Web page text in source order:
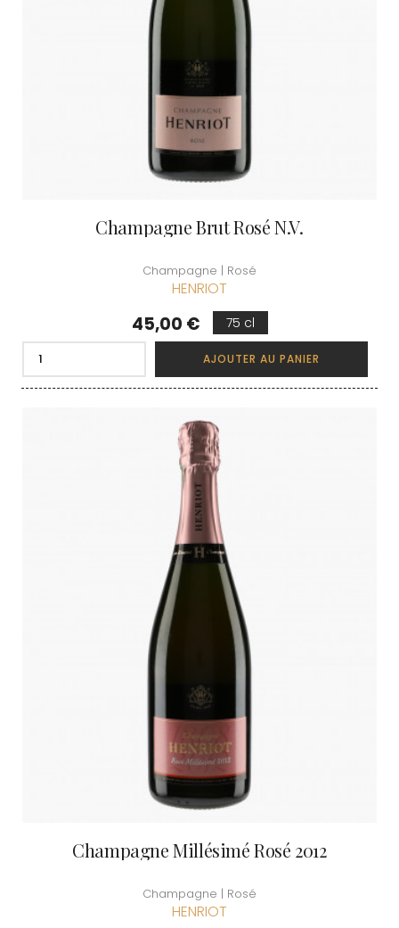
Champagne Brut Rosé N.V.
Champagne | Rosé
HENRIOT
Prix
45,00 € 75 cl
AJOUTER AU PANIER
Champagne Millésimé Rosé 2012
Champagne | Rosé
HENRIOT